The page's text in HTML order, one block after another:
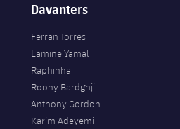
Davanters
Ferran Torres
Lamine Yamal
Raphinha
Roony Bardghji
Anthony Gordon
Karim Adeyemi